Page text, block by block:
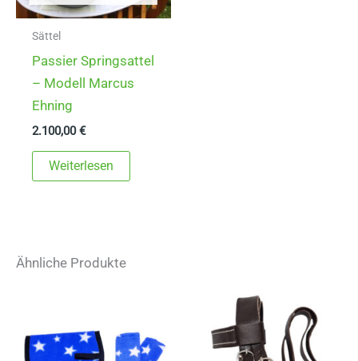
Sättel
Passier Springsattel
– Modell Marcus
Ehning
2.100,00€
Weiterlesen
Ähnliche Produkte